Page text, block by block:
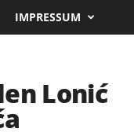
IMPRESSUM
Lonić